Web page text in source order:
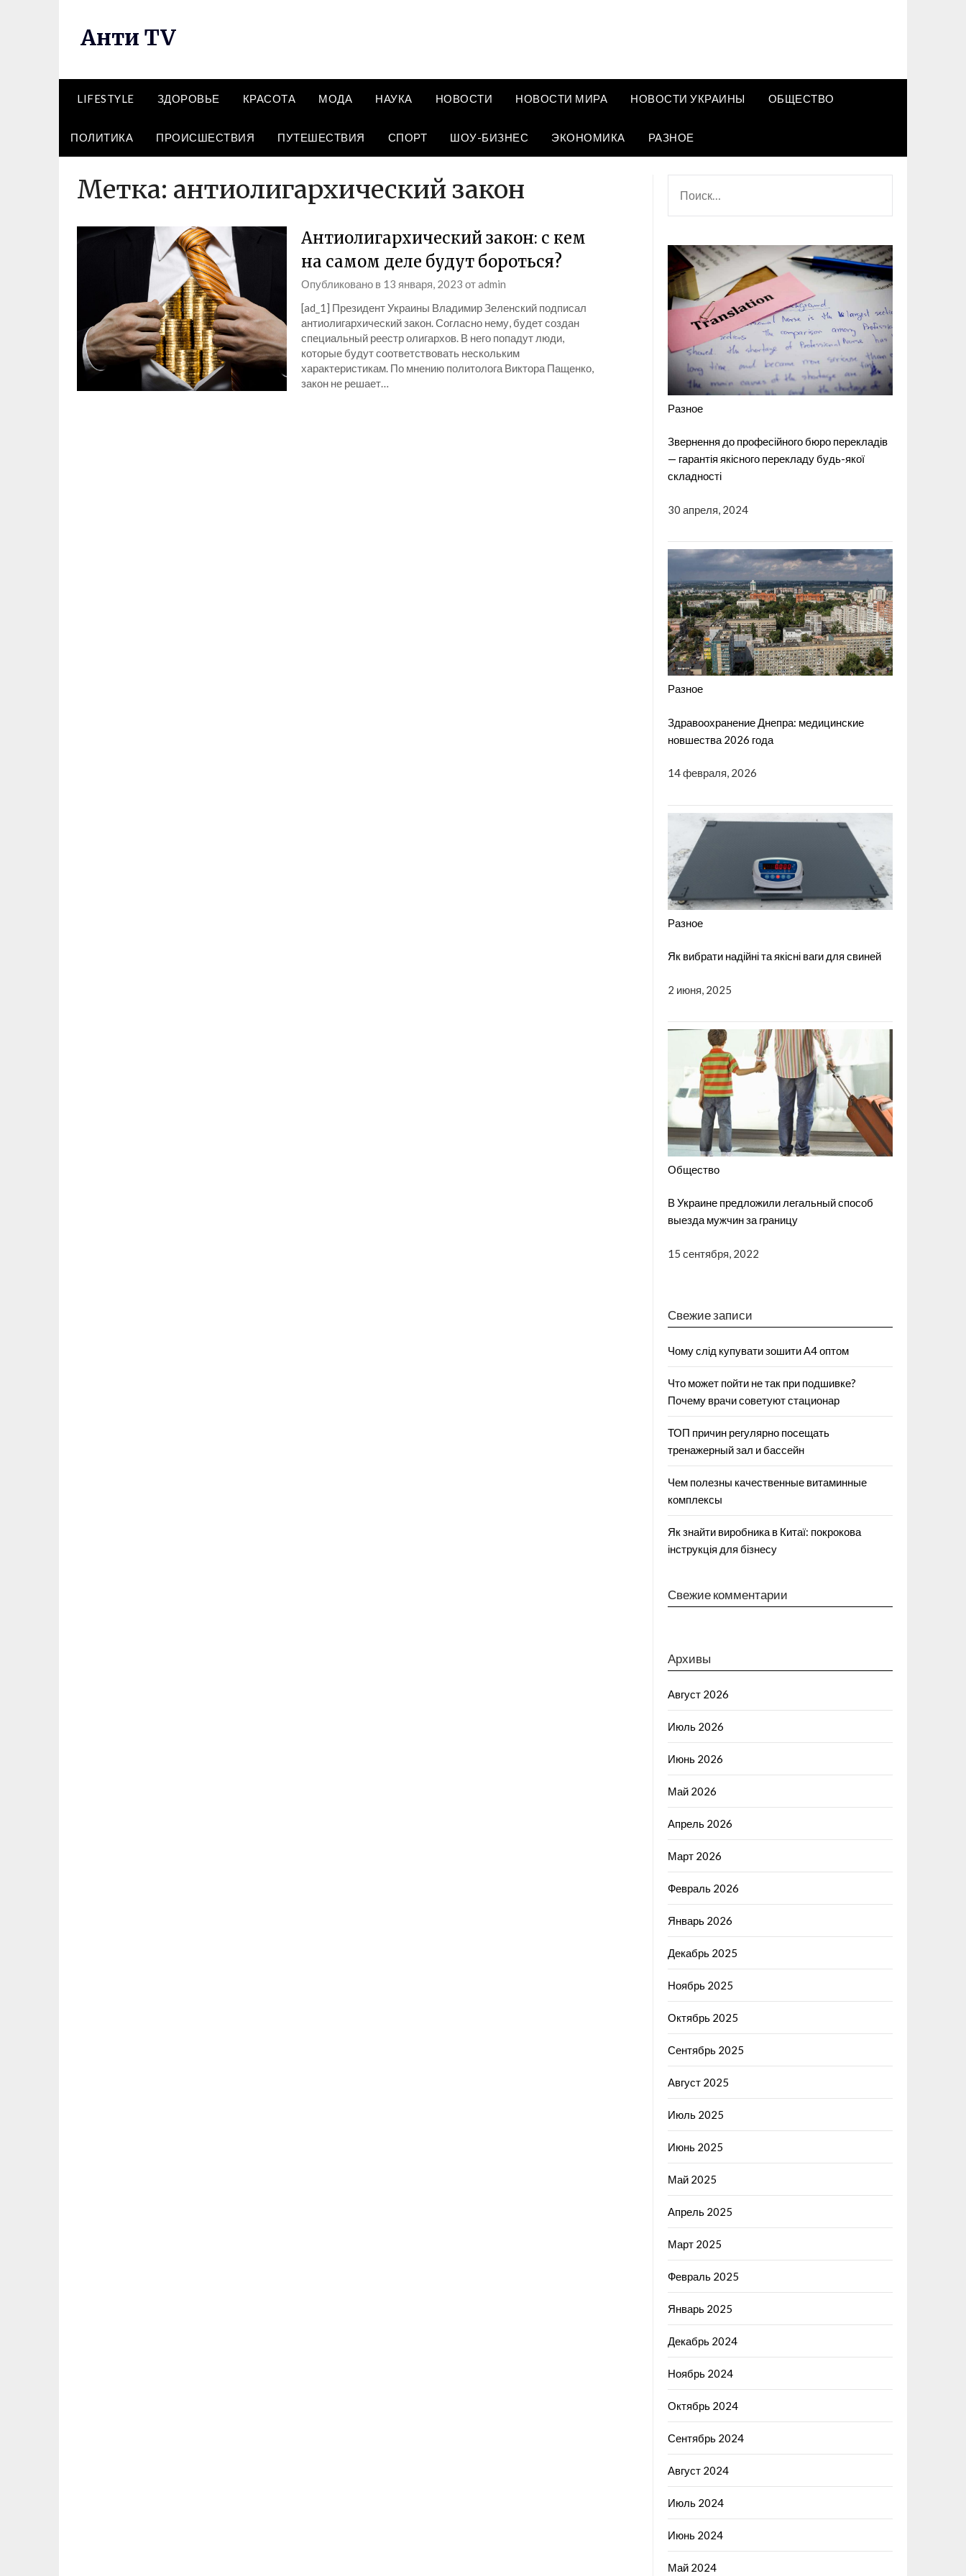
Анти TV
LIFESTYLE ЗДОРОВЬЕ КРАСОТА МОДА НАУКА НОВОСТИ НОВОСТИ МИРА НОВОСТИ УКРАИНЫ ОБЩЕСТВО
ПОЛИТИКА ПРОИСШЕСТВИЯ ПУТЕШЕСТВИЯ СПОРТ ШОУ-БИЗНЕС ЭКОНОМИКА РАЗНОЕ
Метка: антиолигархический закон
Антиолигархический закон: с кем
на самом деле будут бороться?
Опубликовано в 13 января, 2023 отadmin
[ad_1] Президент Украины Владимир Зеленский подписал
антиолигархический закон. Согласно нему, будет создан
специальный реестр олигархов. В него попадут люди,
которые будут соответствовать нескольким
характеристикам. По мнению политолога Виктора Пащенко,
закон не решает…
Разное
Звернення до професійного бюро перекладів
— гарантія якісного перекладу будь-якої
складності
30 апреля, 2024
Разное
Здравоохранение Днепра: медицинские
новшества 2026 года
14 февраля, 2026
Разное
Як вибрати надійні та якісні ваги для свиней
2 июня, 2025
Общество
В Украине предложили легальный способ
выезда мужчин за границу
15 сентября, 2022
Свежие записи
Чому слід купувати зошити А4 оптом
Что может пойти не так при подшивке?
Почему врачи советуют стационар
ТОП причин регулярно посещать
тренажерный зал и бассейн
Чем полезны качественные витаминные
комплексы
Як знайти виробника в Китаї: покрокова
інструкція для бізнесу
Свежие комментарии
Архивы
Август 2026
Июль 2026
Июнь 2026
Май 2026
Апрель 2026
Март 2026
Февраль 2026
Январь 2026
Декабрь 2025
Ноябрь 2025
Октябрь 2025
Сентябрь 2025
Август 2025
Июль 2025
Июнь 2025
Май 2025
Апрель 2025
Март 2025
Февраль 2025
Январь 2025
Декабрь 2024
Ноябрь 2024
Октябрь 2024
Сентябрь 2024
Август 2024
Июль 2024
Июнь 2024
Май 2024